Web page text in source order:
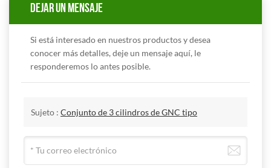
DEJAR UN MENSAJE
Si está interesado en nuestros productos y desea
conocer más detalles, deje un mensaje aquí, le
responderemos lo antes posible.
Sujeto : Conjunto de 3 cilindros de GNC tipo